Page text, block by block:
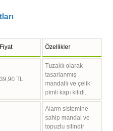
Fiyat Özellikler
39,90 TL
Tuzaklı olarak
tasarlanmış
mandallı ve çelik
pimli kapı kilidi.
Alarm sistemine
sahip mandal ve
topuzlu silindir